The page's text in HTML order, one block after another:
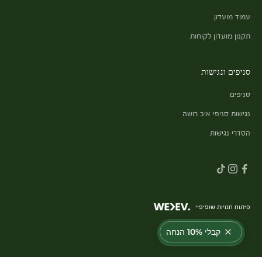
קבלי 10% הנחה
עמוד מועדון
תקנון מועדון לקוחות
סניפים ונגישות
סניפים
נגישות סניפי איב רושה
הסדרי נגישות
פיתוח חנויות שופיפיי